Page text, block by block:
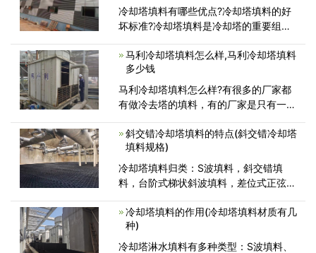
般为60度，主要运用于圆形倒
冷却塔填料有哪些优点?冷却塔填料的好
坏标准?冷却塔填料是冷却塔的重要组成
和冷却水与空气的充分接触。我公司冷却
塔填料耐温60℃~75℃，耐老化，性能
优异，抗紫外线，使用寿命长。其优点
马利冷却塔填料怎么样,马利冷却塔填料
多少钱
马利冷却塔填料怎么样?有很多的厂家都
有做冷去塔的填料，有的厂家是只有一种
在选择的时候基本上都会选择几种填料的
厂家，几种填料都购买试用，哪一种好日
后再大量购买，而马利冷却塔填料材
斜交错冷却塔填料的特点(斜交错冷却塔
填料规格)
冷却塔填料归类：S波填料，斜交错填
料，台阶式梯状斜波填料，差位式正弦波
重波填料，斜折波填料，斜交错冷却塔填
料，斜交错冷却塔填料根据测试和生产制
造实际操作，
冷却塔填料的作用(冷却塔填料材质有几
种)
冷却塔淋水填料有多种类型：S波填料、